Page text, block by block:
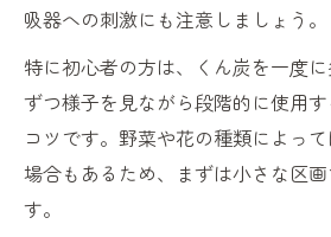
吸器への刺激にも注意しましょう。
特に初心者の方は、くん炭を一度
ずつ様子を見ながら段階的に使用
コツです。野菜や花の種類によっ
場合もあるため、まずは小さな区
す。